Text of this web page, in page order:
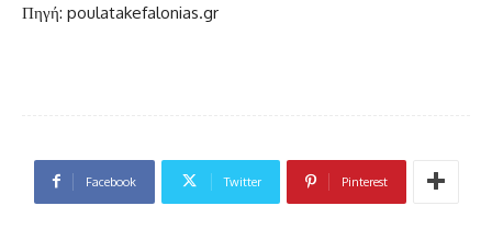
Πηγή: poulatakefalonias.gr
Facebook Twitter Pinterest